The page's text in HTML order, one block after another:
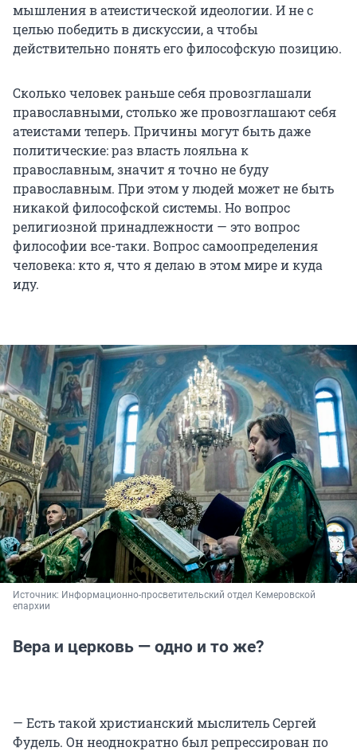
мышления в атеистической идеологии. И не с
целью победить в дискуссии, а чтобы
действительно понять его философскую позицию.
Сколько человек раньше себя провозглашали
православными, столько же провозглашают себя
атеистами теперь. Причины могут быть даже
политические: раз власть лояльна к
православным, значит я точно не буду
православным. При этом у людей может не быть
никакой философской системы. Но вопрос
религиозной принадлежности — это вопрос
философии все-таки. Вопрос самоопределения
человека: кто я, что я делаю в этом мире и куда
иду.
Источник: Информационно-просветительский отдел Кемеровской
епархии
Вера и церковь — одно и то же?
— Есть такой христианский мыслитель Сергей
Фудель. Он неоднократно был репрессирован по